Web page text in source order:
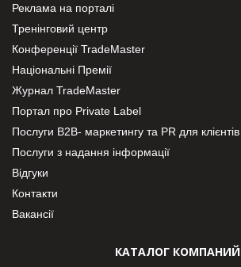
Реклама на порталі
Тренінговий центр
Конференції TradeMaster
Національні Премії
Журнал TradeMaster
Портал про Private Label
Послуги В2В- маркетингу та PR для клієнтів
Послуги з надання інформації
Відгуки
Контакти
Вакансії
КАТАЛОГ КОМПАНИЙ